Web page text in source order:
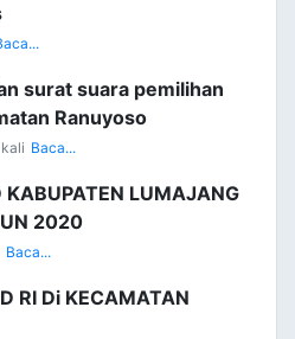
surat suara pemilihan
Ranuyoso
Baca...
KABUPATEN LUMAJANG
2020
Baca...
RI Di KECAMATAN